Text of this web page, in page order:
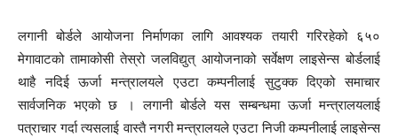
लगानी बोर्डले आयोजना निर्माणका लागि आवश्यक तयारी गरिरहेको ६५०
मेगावाटको तामाकोसी तेस्रो जलविद्युत् आयोजनाको सर्वेक्षण लाइसेन्स बोर्डलाई
थाहै नदिई ऊर्जा मन्त्रालयले एउटा कम्पनीलाई सुटुक्क दिएको समाचार
सार्वजनिक भएको छ । लगानी बोर्डले यस सम्बन्धमा ऊर्जा मन्त्रालयलाई
पत्राचार गर्दा त्यसलाई वास्तै नगरी मन्त्रालयले एउटा निजी कम्पनीलाई लाइसेन्स